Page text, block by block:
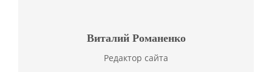
Виталий Романенко
Редактор сайта